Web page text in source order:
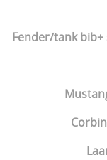
Fender/tank